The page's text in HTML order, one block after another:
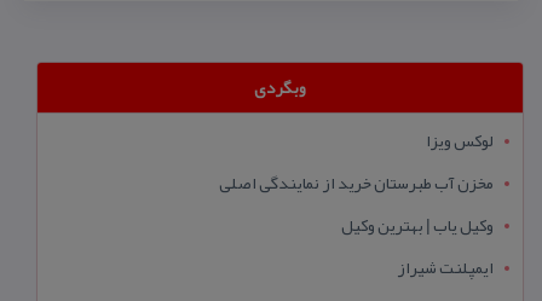
وبگردی
لوکس ویزا
مخزن آب طبرستان خرید از نمایندگی اصلی
وکیل یاب | بهترین وکیل
ایمپلنت شیراز